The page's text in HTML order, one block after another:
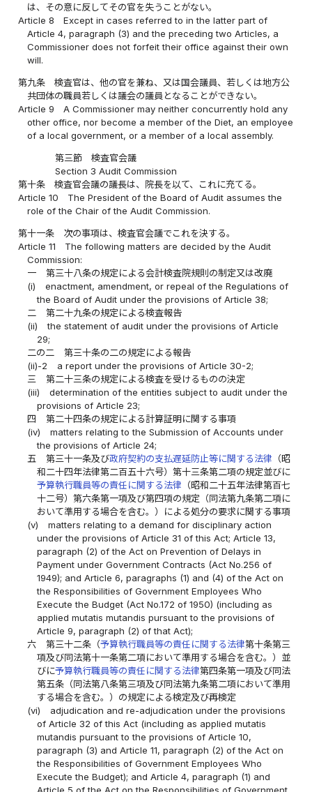
は、その意に反してその官を失うことがない。
Article 8
Except in cases referred to in the latter part of
Article 4, paragraph (3) and the preceding two Articles, a
Commissioner does not forfeit their office against their own
will.
第九条
検査官は、他の官を兼ね、又は国会議員、若しくは地方公
共団体の職員若しくは議会の議員となることができない。
Article 9
A Commissioner may neither concurrently hold any
other office, nor become a member of the Diet, an employee
of a local government, or a member of a local assembly.
第三節 検査官会議
Section 3 Audit Commission
第十条
検査官会議の議長は、院長を以て、これに充てる。
Article 10
The President of the Board of Audit assumes the
role of the Chair of the Audit Commission.
第十一条
次の事項は、検査官会議でこれを決する。
Article 11
The following matters are decided by the Audit
Commission:
一
第三十八条の規定による会計検査院規則の制定又は改廃
(i)
enactment, amendment, or repeal of the Regulations of
the Board of Audit under the provisions of Article 38;
二
第二十九条の規定による検査報告
(ii)
the statement of audit under the provisions of Article
29;
二の二
第三十条の二の規定による報告
(ii)-2
a report under the provisions of Article 30-2;
三
第二十三条の規定による検査を受けるものの決定
(iii)
determination of the entities subject to audit under the
provisions of Article 23;
四
第二十四条の規定による計算証明に関する事項
(iv)
matters relating to the Submission of Accounts under
the provisions of Article 24;
五
第三十一条及び政府契約の支払遅延防止等に関する法律 （昭
和二十四年法律第二百五十六号）第十三条第二項の規定並びに
予算執行職員等の責任に関する法律 （昭和二十五年法律第百七
十二号）第六条第一項及び第四項の規定（同法第九条第二項に
おいて準用する場合を含む。）による処分の要求に関する事項
(v)
matters relating to a demand for disciplinary action
under the provisions of Article 31 of this Act; Article 13,
paragraph (2) of the Act on Prevention of Delays in
Payment under Government Contracts (Act No.256 of
1949); and Article 6, paragraphs (1) and (4) of the Act on
the Responsibilities of Government Employees Who
Execute the Budget (Act No.172 of 1950) (including as
applied mutatis mutandis pursuant to the provisions of
Article 9, paragraph (2) of that Act);
六
第三十二条（予算執行職員等の責任に関する法律第十条第三
項及び同法第十一条第二項において準用する場合を含む。）並
びに予算執行職員等の責任に関する法律第四条第一項及び同法
第五条（同法第八条第三項及び同法第九条第二項において準用
する場合を含む。）の規定による検定及び再検定
(vi)
adjudication and re-adjudication under the provisions
of Article 32 of this Act (including as applied mutatis
mutandis pursuant to the provisions of Article 10,
paragraph (3) and Article 11, paragraph (2) of the Act on
the Responsibilities of Government Employees Who
Execute the Budget); and Article 4, paragraph (1) and